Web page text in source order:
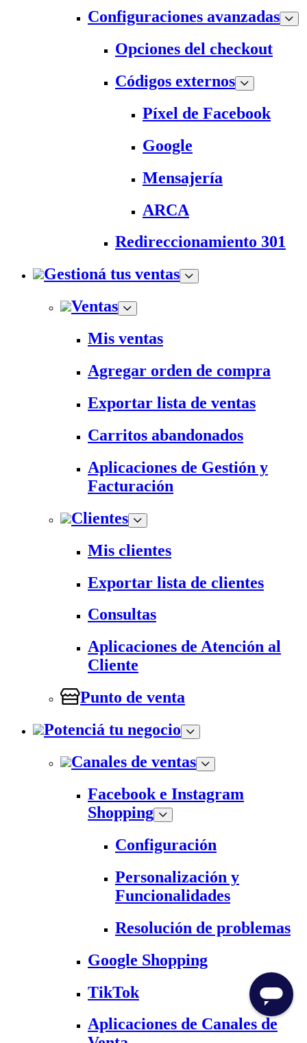
Configuraciones avanzadas
Opciones del checkout
Códigos externos
Píxel de Facebook
Google
Mensajería
ARCA
Redireccionamiento 301
Gestioná tus ventas
Ventas
Mis ventas
Agregar orden de compra
Exportar lista de ventas
Carritos abandonados
Aplicaciones de Gestión y
Facturación
Clientes
Mis clientes
Exportar lista de clientes
Consultas
Aplicaciones de Atención al
Cliente
Punto de venta
Potenciá tu negocio
Canales de ventas
Facebook e Instagram
Shopping
Configuración
Personalización y
Funcionalidades
Resolución de problemas
Google Shopping
TikTok
Aplicaciones de Canales de